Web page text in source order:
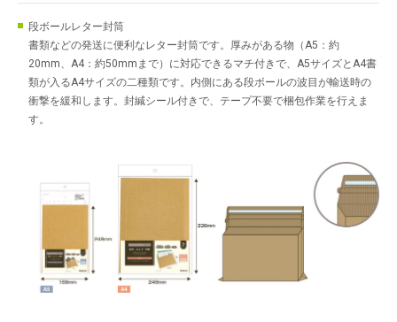
段ボールレター封筒
書類などの発送に便利なレター封筒です。厚みがある物（A5：約
20mm、A4：約50mmまで）に対応できるマチ付きで、A5サイズとA4書
類が入るA4サイズの二種類です。内側にある段ボールの波目が輸送時の
衝撃を緩和します。封緘シール付きで、テープ不要で梱包作業を行えま
す。